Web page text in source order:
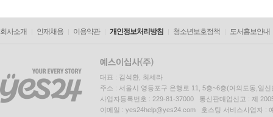
회사소개 인재채용 이용약관 개인정보처리방침 청소년보호정책 도서홍보안내
대표 : 김석환, 최세라
주소 : 서울시 영등포구 은행로 11, 5층~6층(여의도동,일신
사업자등록번호 : 229-81-37000 통신판매업신고 : 제
이메일 : yes24help@yes24.com 호스팅 서비스사업자 :